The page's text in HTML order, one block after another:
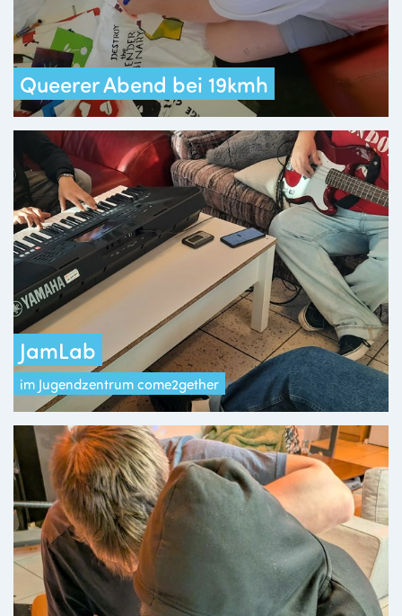
Queerer Abend bei 19kmh
JamLab
im Jugendzentrum come2gether